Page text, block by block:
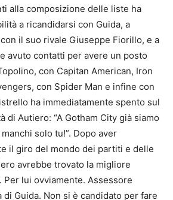
alla composizione delle liste ha
a ricandidarsi con Guida, a
il suo rivale Giuseppe Fiorillo, e a
avuto contatti per avere un posto
con Capitan American, Iron
con Spider Man e infine con
ha immediatamente spento sul
di Autiero: “A Gotham City già siamo
solo tu!”. Dopo aver
il giro del mondo dei partiti e delle
avrebbe trovato la migliore
lui ovviamente. Assessore
Guida. Non si è candidato per fare